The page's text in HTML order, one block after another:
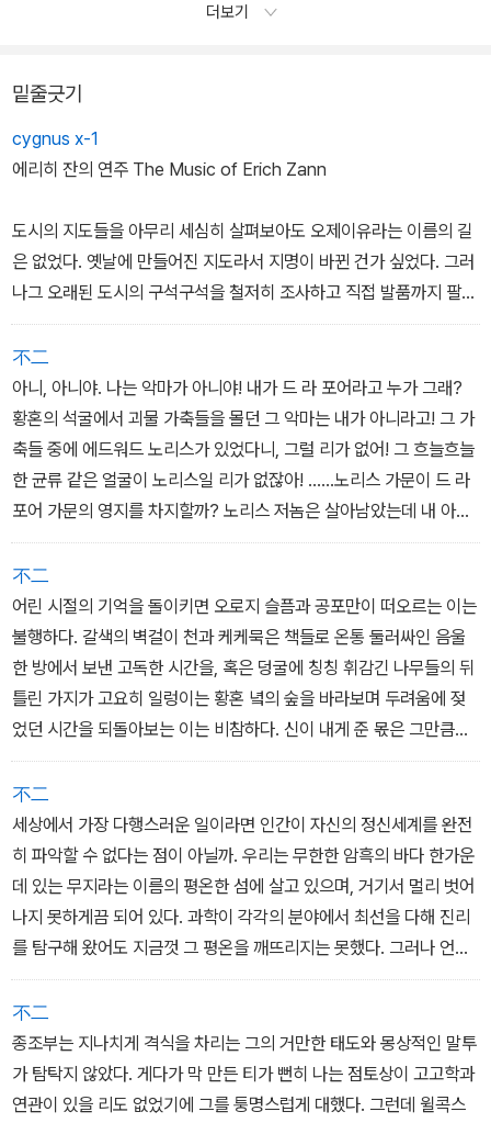
꼬고 있었어. 개 형상의 괴물이 인간이 진화한 존재라는 뜻이었지! -
더보기
밑줄긋기
cygnus x-1
에리히 잔의 연주 The Music of Erich Zann
도시의 지도들을 아무리 세심히 살펴보아도 오제이유라는 이름의 길
은 없었다. 옛날에 만들어진 지도라서 지명이 바뀐 건가 싶었다. 그러
나그 오래된 도시의 구석구석을 철저히 조사하고 직접 발품까지 팔
아 가며 내가 아는 오제이유 가와 연관이 있을 법한 모든 곳을 뒤졌는
데도여전히 찾을 수가 없었다. 형이상학을 전공하던 가난한 대학
생 시절에마지막 몇 달을 보내면서 에리히 잔의 연주를 들었던 그 집
도, 거리도,
심지어 인근 지역마저도.
不二
아니, 아니야. 나는 악마가 아니야! 내가 드 라 포어라고 누가 그래?
황혼의 석굴에서 괴물 가축들을 몰던 그 악마는 내가 아니라고! 그 가
축들 중에 에드워드 노리스가 있었다니, 그럴 리가 없어! 그 흐늘흐늘
한 균류 같은 얼굴이 노리스일 리가 없잖아! ......노리스 가문이 드 라
포어 가문의 영지를 차지할까? 노리스 저놈은 살아남았는데 내 아들
만 죽다니! ......저건 부두교야...... 저 얼룩무늬 뱀...... 뒈져 버려라. 손
턴! 우리 가문이 하는 일을 보고 기절이나 하시지! 이 역겨운 돼지 새
끼, 맛을 즐기는 법을 톡톡히 가르쳐 주마...... 네 이놈, 나를 위해 그런
식으로 애쓰는 겐가? ......마그나 마테르! 마그나 마테르! ......아티
스...... 신께서 너를 벌하시니...... 너에게 죽음의 기회가 있을진저! 불
행과 비탄이 내리리라. 영원히 네게 거하리라! ......운글...... 운글......
르르르..... 크크크...... (98)
不二
어린 시절의 기억을 돌이키면 오로지 슬픔과 공포만이 떠오르는 이는
불행하다. 갈색의 벽걸이 천과 케케묵은 책들로 온통 둘러싸인 음울
한 방에서 보낸 고독한 시간을, 혹은 덩굴에 칭칭 휘감긴 나무들의 뒤
틀린 가지가 고요히 일렁이는 황혼 녘의 숲을 바라보며 두려움에 젖
었던 시간을 되돌아보는 이는 비참하다. 신이 내게 준 몫은 그만큼이
었다. 나는 망연했고, 좌절했으며, 무기력했고, 낙담했다. 그러나 지금
은 이상하게도 마음이 편안하다. 또 다른 삶으로 넘어가고 싶은 충동
이 들 때면 그 시절의 말라붙은 기억에 절박하게 매달리곤 한다. (10
1)
不二
세상에서 가장 다행스러운 일이라면 인간이 자신의 정신세계를 완전
히 파악할 수 없다는 점이 아닐까. 우리는 무한한 암흑의 바다 한가운
데 있는 무지라는 이름의 평온한 섬에 살고 있으며, 거기서 멀리 벗어
나지 못하게끔 되어 있다. 과학이 각각의 분야에서 최선을 다해 진리
를 탐구해 왔어도 지금껏 그 평온을 깨뜨리지는 못했다. 그러나 언젠
가는 조각조각 흩어져 있던 지식들이 합쳐져서 날것 그대로의 가공할
현실과 거기에 처한 우리의 끔찍한 처지가 드러나고 말 것이다. 그러
면 우리는 광기에 빠지거나, 잔혹한 계몽의 빛에서 도망쳐서 평화롭
고 안전한 중세의 암흑시대로 돌아가려 할 것이다. (166)
不二
종조부는 지나치게 격식을 차리는 그의 거만한 태도와 몽상적인 말투
가 탐탁지 않았다. 게다가 막 만든 티가 뻔히 나는 점토상이 고고학과
연관이 있을 리도 없었기에 그를 퉁명스럽게 대했다. 그런데 윌콕스